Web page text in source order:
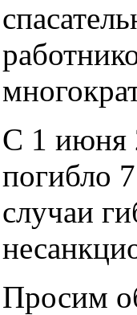
С 1 июня
погибло
случаи
Просим